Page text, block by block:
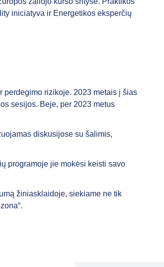
iniciatyva ir Energetikos eksperčių
perdegimo rizikoje. 2023 metais į šias
sesijos. Beje, per 2023 metus
diskusijose su šalimis,
programoje jie mokėsi keisti savo
žiniasklaidoje, siekiame ne tik